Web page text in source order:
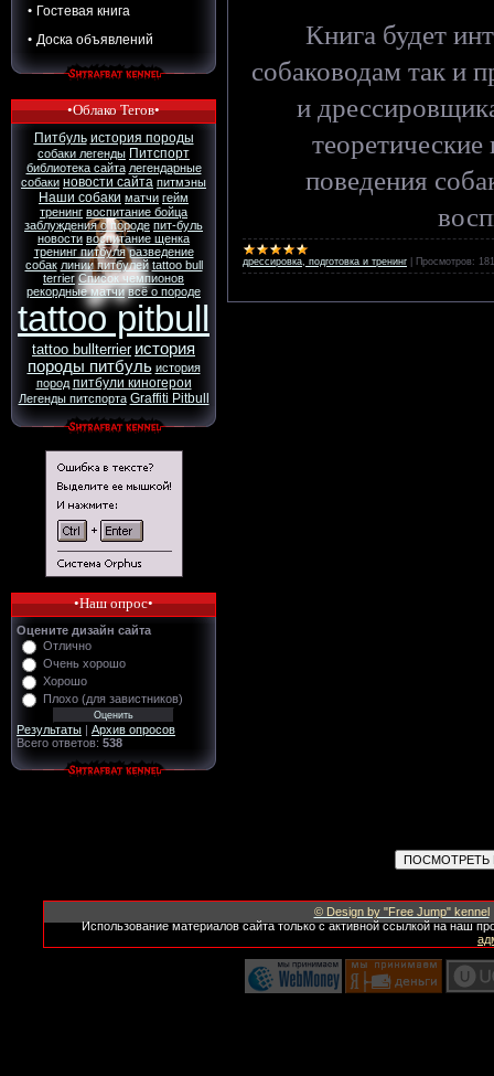
• Гостевая книга
• Доска объявлений
•Облако Тегов•
Питбуль история породы
собаки легенды Питспорт
библиотека сайта легендарные
собаки новости сайта питмэны
Наши собаки матчи гейм
тренинг воспитание бойца
заблуждения о породе пит-буль
новости воспитание щенка
тренинг питбуля разведение
собак линии питбулей tattoo bull
terrier Список чемпионов
рекордные матчи всё о породе
tattoo pitbull
tattoo bullterrier история
породы питбуль история
пород питбули киногерои
Легенды питспорта Graffiti Pitbull
•Наш опрос•
Оцените дизайн сайта
Отлично
Очень хорошо
Хорошо
Плохо (для завистников)
Результаты | Архив опросов
Всего ответов: 538
Книга будет
собаководам так и
и
поведения
дрессировка, подготовка и тренинг Просмотров:
© Design by "Free Jump" kennel
Использование материалов сайта только с активной ссылкой на наш